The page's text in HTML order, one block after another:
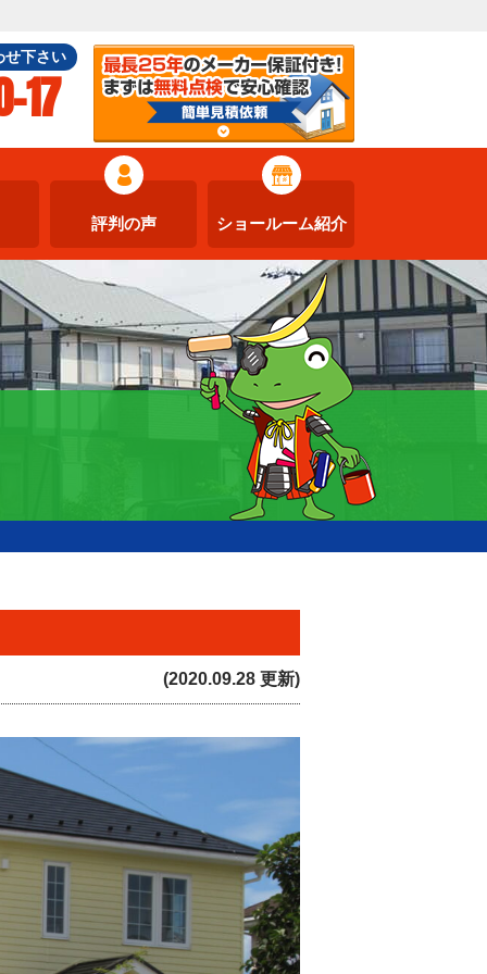
せ下さい
17
評判の声 ショールーム紹介
(2020.09.28 更新)